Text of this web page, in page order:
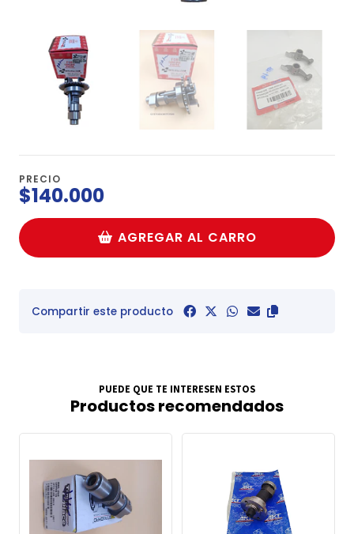
PRECIO
$140.000
AGREGAR AL CARRO
Compartir este producto
PUEDE QUE TE INTERESEN ESTOS
Productos recomendados